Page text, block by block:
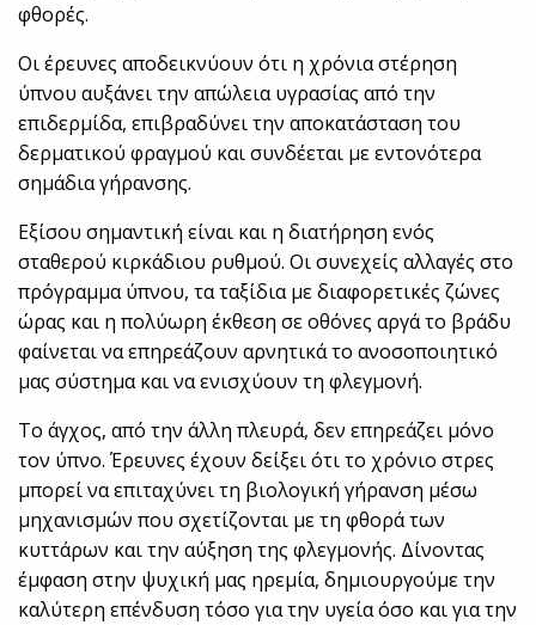
φθορές.
Οι έρευνες αποδεικνύουν ότι η χρόνια στέρηση
ύπνου αυξάνει την απώλεια υγρασίας από την
επιδερμίδα, επιβραδύνει την αποκατάσταση του
δερματικού φραγμού και συνδέεται με εντονότερα
σημάδια γήρανσης.
Εξίσου σημαντική είναι και η διατήρηση ενός
σταθερού κιρκάδιου ρυθμού. Οι συνεχείς αλλαγές στο
πρόγραμμα ύπνου, τα ταξίδια με διαφορετικές ζώνες
ώρας και η πολύωρη έκθεση σε οθόνες αργά το βράδυ
φαίνεται να επηρεάζουν αρνητικά το ανοσοποιητικό
μας σύστημα και να ενισχύουν τη φλεγμονή.
Το άγχος, από την άλλη πλευρά, δεν επηρεάζει μόνο
τον ύπνο. Έρευνες έχουν δείξει ότι το χρόνιο στρες
μπορεί να επιταχύνει τη βιολογική γήρανση μέσω
μηχανισμών που σχετίζονται με τη φθορά των
κυττάρων και την αύξηση της φλεγμονής. Δίνοντας
έμφαση στην ψυχική μας ηρεμία, δημιουργούμε την
καλύτερη επένδυση τόσο για την υγεία όσο και για την